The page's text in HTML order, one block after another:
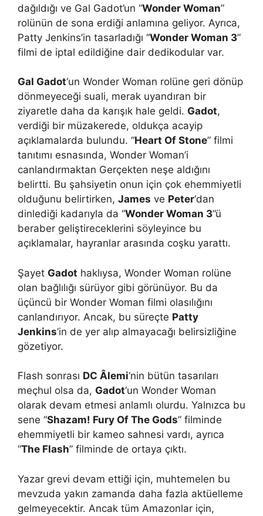
dağıldığı ve Gal Gadot’un “Wonder Woman”
rolünün de sona erdiği anlamına geliyor. Ayrıca,
Patty Jenkins’in tasarladığı “Wonder Woman 3”
filmi de iptal edildiğine dair dedikodular var.
Gal Gadot‘un Wonder Woman rolüne geri dönüp
dönmeyeceği suali, merak uyandıran bir
ziyaretle daha da karışık hale geldi. Gadot,
verdiği bir müzakerede, oldukça acayip
açıklamalarda bulundu. “Heart Of Stone” filmi
tanıtımı esnasında, Wonder Woman’i
canlandırmaktan Gerçekten neşe aldığını
belirtti. Bu şahsiyetin onun için çok ehemmiyetli
olduğunu belirtirken, James ve Peter‘dan
dinlediği kadarıyla da “Wonder Woman 3”ü
beraber geliştireceklerini söyleyince bu
açıklamalar, hayranlar arasında coşku yarattı.
Şayet Gadot haklıysa, Wonder Woman rolüne
olan bağlılığı sürüyor gibi görünüyor. Bu da
üçüncü bir Wonder Woman filmi olasılığını
canlandırıyor. Ancak, bu süreçte Patty
Jenkins‘in de yer alıp almayacağı belirsizliğine
gözetiyor.
Flash sonrası DC Âlemi‘nin bütün tasarıları
meçhul olsa da, Gadot‘un Wonder Woman
olarak devam etmesi anlamlı olurdu. Yalnızca bu
sene “Shazam! Fury Of The Gods” filminde
ehemmiyetli bir kameo sahnesi vardı, ayrıca
“The Flash” filminde de ortaya çıktı.
Yazar grevi devam ettiği için, muhtemelen bu
mevzuda yakın zamanda daha fazla aktüelleme
gelmeyecektir. Ancak tüm Amazonlar için,